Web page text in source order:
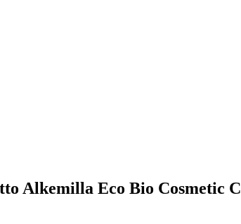
Alkemilla Eco Bio Cosmetic